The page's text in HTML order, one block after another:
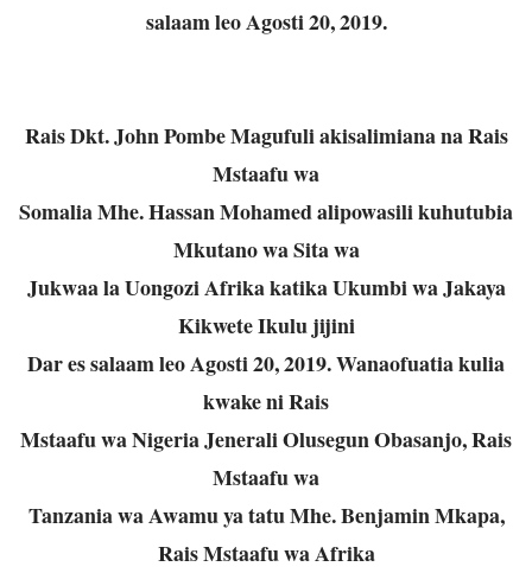
salaam leo Agosti 20, 2019.
Rais Dkt. John Pombe Magufuli akisalimiana na Rais
Mstaafu wa
Somalia Mhe. Hassan Mohamed alipowasili kuhutubia
Mkutano wa Sita wa
Jukwaa la Uongozi Afrika katika Ukumbi wa Jakaya
Kikwete Ikulu jijini
Dar es salaam leo Agosti 20, 2019. Wanaofuatia kulia
kwake ni Rais
Mstaafu wa Nigeria Jenerali Olusegun Obasanjo, Rais
Mstaafu wa
Tanzania wa Awamu ya tatu Mhe. Benjamin Mkapa,
Rais Mstaafu wa Afrika